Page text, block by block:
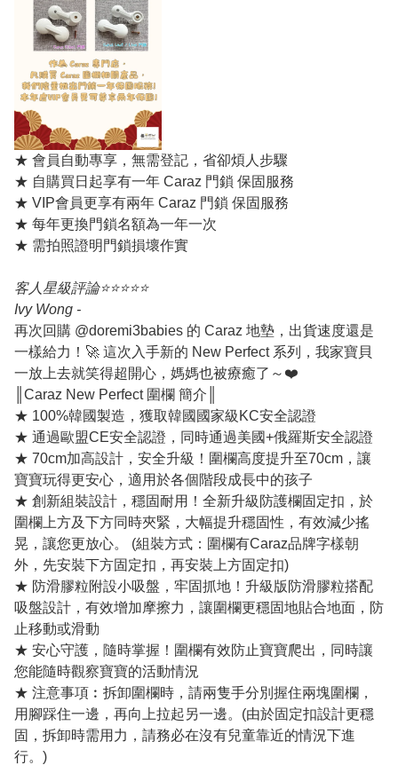
★ 會員自動專享，無需登記，省卻煩人步驟
★ 自購買日起享有一年 Caraz 門鎖 保固服務
★ VIP會員更享有兩年 Caraz 門鎖 保固服務
★ 每年更換門鎖名額為一年一次
★ 需拍照證明門鎖損壞作實
客人星級評論⭐️⭐️⭐️⭐️⭐️
Ivy Wong -
再次回購 @doremi3babies 的 Caraz 地墊，出貨速度還是
一樣給力！🚀 這次入手新的 New Perfect 系列，我家寶貝
一放上去就笑得超開心，媽媽也被療癒了～❤️
║Caraz New Perfect 圍欄 簡介║
★ 100%韓國製造，獲取韓國國家級KC安全認證
★ 通過歐盟CE安全認證，同時通過美國+俄羅斯安全認證
★ 70cm加高設計，安全升級！圍欄高度提升至70cm，讓
寶寶玩得更安心，適用於各個階段成長中的孩子
★ 創新組裝設計，穩固耐用！全新升級防護欄固定扣，於
圍欄上方及下方同時夾緊，大幅提升穩固性，有效減少搖
晃，讓您更放心。 (組裝方式：圍欄有Caraz品牌字樣朝
外，先安裝下方固定扣，再安裝上方固定扣)
★ 防滑膠粒附設小吸盤，牢固抓地！升級版防滑膠粒搭配
吸盤設計，有效增加摩擦力，讓圍欄更穩固地貼合地面，防
止移動或滑動
★ 安心守護，隨時掌握！圍欄有效防止寶寶爬出，同時讓
您能隨時觀察寶寶的活動情況
★ 注意事項︰拆卸圍欄時，請兩隻手分別握住兩塊圍欄，
用腳踩住一邊，再向上拉起另一邊。(由於固定扣設計更穩
固，拆卸時需用力，請務必在沒有兒童靠近的情況下進
行。)